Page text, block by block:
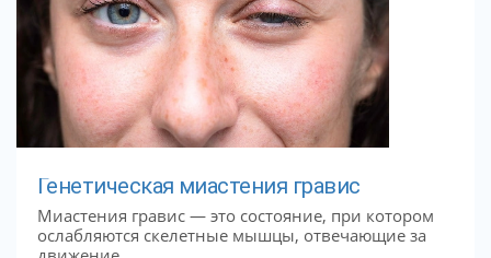
Генетическая миастения гравис
Миастения гравис — это состояние, при котором
ослабляются скелетные мышцы, отвечающие за